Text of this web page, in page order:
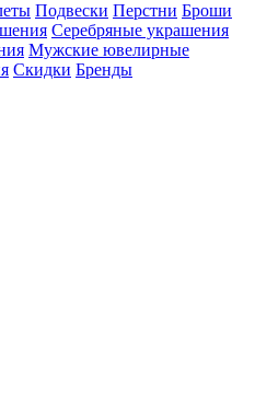
Подвески Перстни Броши
Серебряные украшения
Мужские ювелирные
Скидки Бренды